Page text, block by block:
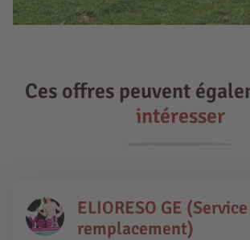
Ces offres peuvent
intéresser
ELIORESO GE
remplacement)